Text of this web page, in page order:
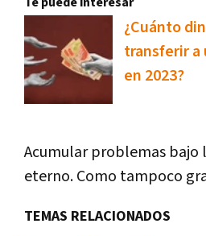
¿Cuánto
transferir a
en 2023?
Acumular problemas bajo
eterno. Como tampoco
TEMAS RELACIONADOS